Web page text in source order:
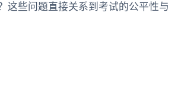
这些问题直接关系到考试的公平性与